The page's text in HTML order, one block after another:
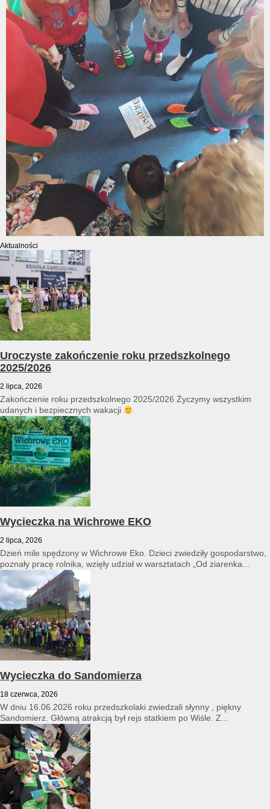
Aktualności
Uroczyste zakończenie roku przedszkolnego
2025/2026
2 lipca, 2026
Zakończenie roku przedszkolnego 2025/2026 Życzymy wszystkim
udanych i bezpiecznych wakacji
Wycieczka na Wichrowe EKO
2 lipca, 2026
Dzień mile spędzony w Wichrowe Eko. Dzieci zwiedziły gospodarstwo,
poznały pracę rolnika, wzięły udział w warsztatach „Od ziarenka...
Wycieczka do Sandomierza
18 czerwca, 2026
W dniu 16.06.2026 roku przedszkolaki zwiedzali słynny , piękny
Sandomierz. Główną atrakcją był rejs statkiem po Wiśle. Z...